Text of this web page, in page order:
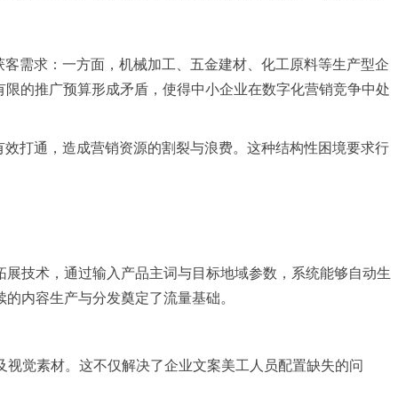
需求：一方面，机械加工、五金建材、化工原料等生产型企
的推广预算形成矛盾，使得中小企业在数字化营销竞争中处
打通，造成营销资源的割裂与浪费。这种结构性困境要求行
技术，通过输入产品主词与目标地域参数，系统能够自动生
内容生产与分发奠定了流量基础。
觉素材。这不仅解决了企业文案美工人员配置缺失的问